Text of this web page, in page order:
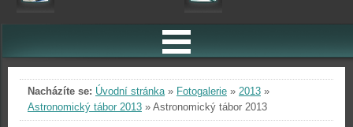
Nacházíte se: Úvodní stránka» Fotogalerie » 2013 »
Astronomický tábor 2013 » Astronomický tábor 2013